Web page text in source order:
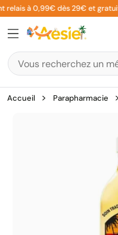
Aller
au
contenu
à 0,99€ dès 29€ et
Accueil Parapharmacie